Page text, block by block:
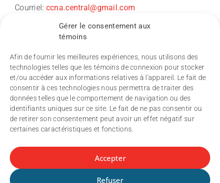
Gérer le consentement aux
témoins
Afin de fournir les meilleures expériences, nous utilisons des
technologies telles que les témoins de connexion pour stocker
et/ou accéder aux informations relatives à l'appareil. Le fait de
consentir à ces technologies nous permettra de traiter des
données telles que le comportement de navigation ou des
identifiants uniques sur ce site. Le fait de ne pas consentir ou
de retirer son consentement peut avoir un effet négatif sur
certaines caractéristiques et fonctions.
Accepter
Refuser
Courriel: ccna.central@gmail.com
Politique de publication
Autres politiques du CCNV
Politique de confidentialité
Gérer les témoins de connexion
© 2026 Consortium canadien en
Conférence du CCNV 2026
Recherche
Pôle de soutien à la recherche
Ressources